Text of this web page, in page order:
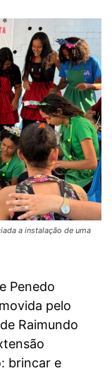
a instalação de uma
Penedo
pelo
Raimundo
brincar e